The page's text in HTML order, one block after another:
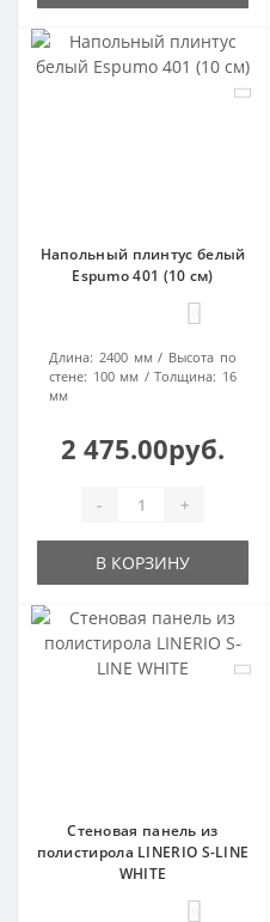
Напольный плинтус белый
Espumo 401 (10 см)
Длина: 2400 мм
Высота по
стене: 100 мм Толщина: 16
мм
2 475.00руб.
- +
В КОРЗИНУ
Стеновая панель из
полистирола LINERIO S-LINE
WHITE